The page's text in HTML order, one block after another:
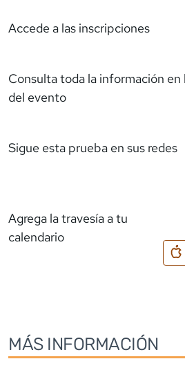
Accede a las inscripciones
Consulta toda la información en
del evento
Sigue esta prueba en sus redes
Agrega la travesía a tu
calendario
MÁS INFORMACIÓN